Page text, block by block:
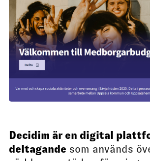
Decidim är en digital
deltagande som används